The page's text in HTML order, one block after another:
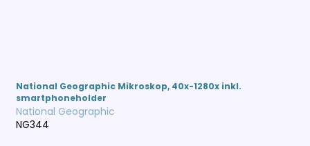
National Geographic Mikroskop, 40x-1280x inkl.
smartphoneholder
National Geographic
NG344